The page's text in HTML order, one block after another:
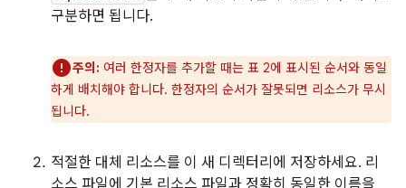
구분하면 됩니다.
주의: 여러 한정자를 추가할 때는 표 2에 표시된 순서와 동일
하게 배치해야 합니다. 한정자의 순서가 잘못되면 리소스가 무시
됩니다.
적절한 대체 리소스를 이 새 디렉터리에 저장하세요. 리
소스 파일에 기본 리소스 파일과 정확히 동일한 이름을